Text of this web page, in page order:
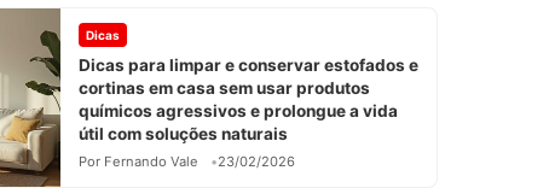
Dicas
Dicas para limpar e conservar estofados e
cortinas em casa sem usar produtos
químicos agressivos e prolongue a vida
útil com soluções naturais
Por Fernando Vale 23/02/2026